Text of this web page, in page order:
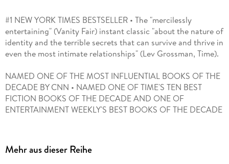
#1 NEW YORK TIMES BESTSELLER • The "mercilessly
entertaining" (Vanity Fair) instant classic "about the nature of
identity and the terrible secrets that can survive and thrive in
even the most intimate relationships" (Lev Grossman, Time).
NAMED ONE OF THE MOST INFLUENTIAL BOOKS OF THE
DECADE BY CNN • NAMED ONE OF TIME'S TEN BEST
FICTION BOOKS OF THE DECADE AND ONE OF
ENTERTAINMENT WEEKLY'S BEST BOOKS OF THE DECADE
Janet Maslin, The New York Times • People • Entertainment
Weekly • O: The Oprah Magazine • Slate • Kansas City Star •
Mehr aus dieser Reihe